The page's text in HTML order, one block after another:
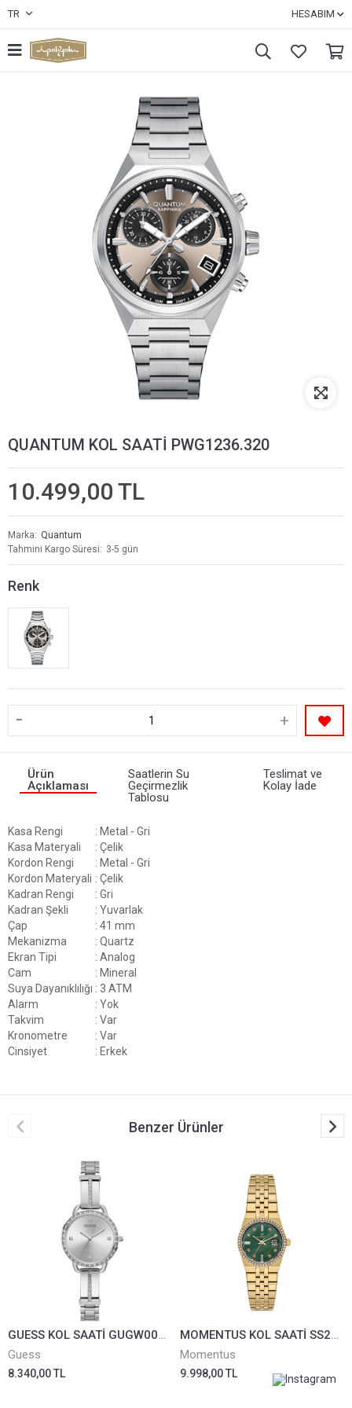
TR HESABIM
QUANTUM KOL SAATİ PWG1236.320
10.499,00 TL
Marka
Quantum
Tahmini Kargo Süresi
3-5 gün
Renk
- +
Ürün
Açıklaması
Saatlerin Su
Geçirmezlik
Tablosu
Teslimat ve
Kolay İade
Kasa Rengi
: Metal - Gri
Kasa Materyali
: Çelik
Kordon Rengi
: Metal - Gri
Kordon Materyali : Çelik
Kadran Rengi
: Gri
Kadran Şekli
: Yuvarlak
Çap
: 41 mm
Mekanizma
: Quartz
Ekran Tipi
: Analog
Cam
: Mineral
Suya Dayanıklılığı : 3 ATM
Alarm
: Yok
Takvim
: Var
Kronometre
: Var
Cinsiyet
: Erkek
Benzer Ürünler
GUESS KOL SAATİ GUGW0022L1
Guess
8.340,00 TL
MOMENTUS KOL SAATİ SS264G-15SG
Momentus
9.998,00 TL